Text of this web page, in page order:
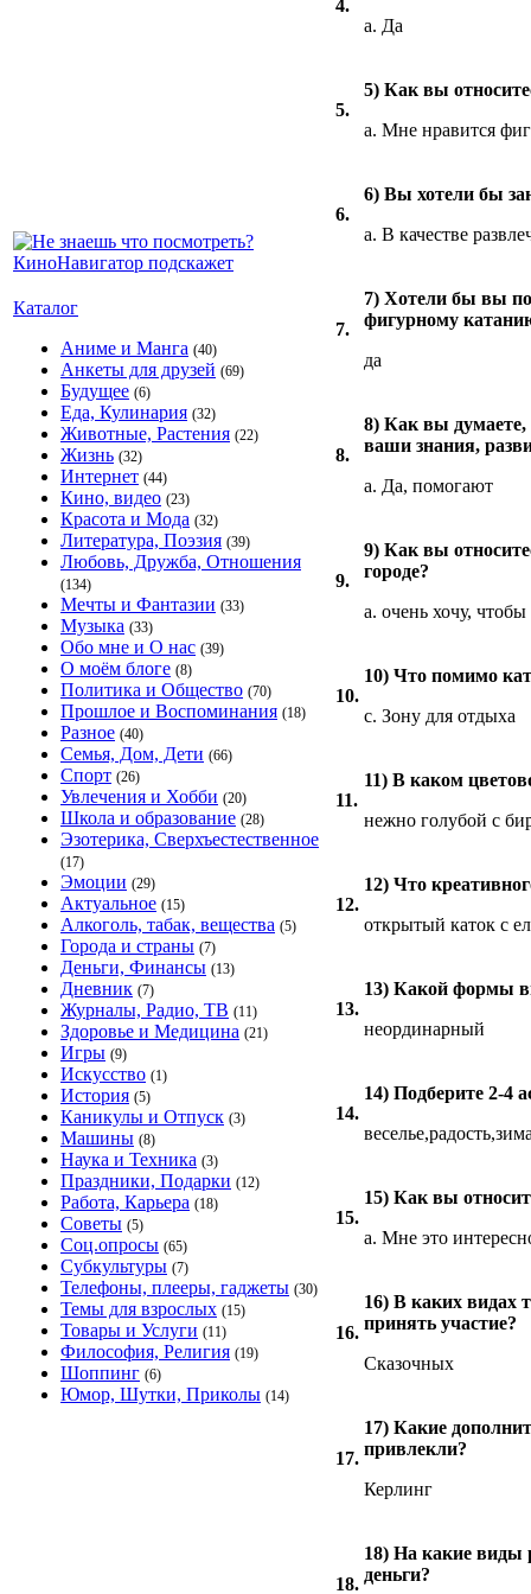
Каталог
Аниме и Манга (40)
Анкеты для друзей (69)
Будущее (6)
Еда, Кулинария (32)
Животные, Растения (22)
Жизнь (32)
Интернет (44)
Кино, видео (23)
Красота и Мода (32)
Литература, Поэзия (39)
Любовь, Дружба, Отношения
(134)
Мечты и Фантазии (33)
Музыка (33)
Обо мне и О нас (39)
О моём блоге (8)
Политика и Общество (70)
Прошлое и Воспоминания (18)
Разное (40)
Семья, Дом, Дети (66)
Спорт (26)
Увлечения и Хобби (20)
Школа и образование (28)
Эзотерика, Сверхъестественное
(17)
Эмоции (29)
Актуальное (15)
Алкоголь, табак, вещества (5)
Города и страны (7)
Деньги, Финансы (13)
Дневник (7)
Журналы, Радио, ТВ (11)
Здоровье и Медицина (21)
Игры (9)
Искусство (1)
История (5)
Каникулы и Отпуск (3)
Машины (8)
Наука и Техника (3)
Праздники, Подарки (12)
Работа, Карьера (18)
Советы (5)
Соц.опросы (65)
Субкультуры (7)
Телефоны, плееры, гаджеты (30)
Темы для взрослых (15)
Товары и Услуги (11)
Философия, Религия (19)
Шоппинг (6)
Юмор, Шутки, Приколы (14)
4.
a. Да
5.
5) Как вы
a. Мне нравится
6.
6) Вы хотели бы
a. В качестве
7.
7) Хотели бы вы
фигурному
да
8.
8) Как вы
ваши знания,
a. Да, помогают
9.
9) Как вы
городе?
a. очень хочу,
10.
10) Что помимо
c. Зону для отдыха
11.
11) В каком
нежно голубой с
12.
12) Что
открытый каток с
13.
13) Какой формы
неординарный
14.
14) Подберите 2-4
15.
15) Как вы
a. Мне это
16.
16) В каких видах
принять участие?
Сказочных
17.
17) Какие
привлекли?
Керлинг
18.
18) На какие виды
деньги?